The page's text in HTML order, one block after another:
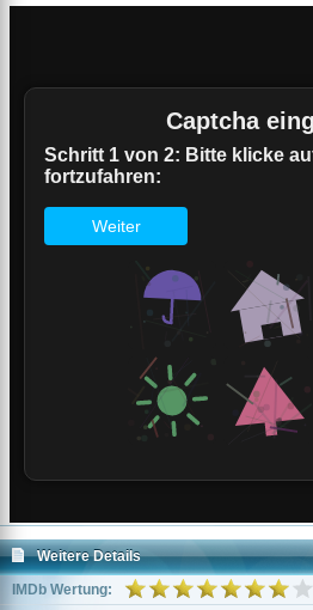
Weitere Details
IMDb Wertung: